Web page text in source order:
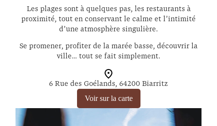
Les plages sont à quelques pas, les restaurants à
proximité, tout en conservant le calme et l’intimité
d’une atmosphère singulière.
Se promener, profiter de la marée basse, découvrir la
ville… tout se fait simplement.
6 Rue des Goélands, 64200 Biarritz
Voir sur la carte